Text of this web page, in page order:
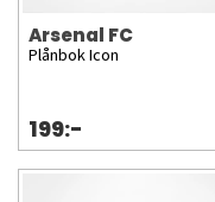
Arsenal FC
Plånbok Icon
199:-